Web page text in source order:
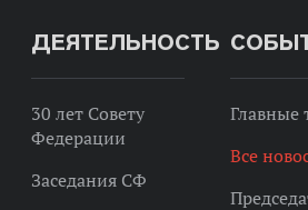
ДЕЯТЕЛЬНОСТЬ
30 лет Совету
Федерации
Заседания СФ
Главные
Все